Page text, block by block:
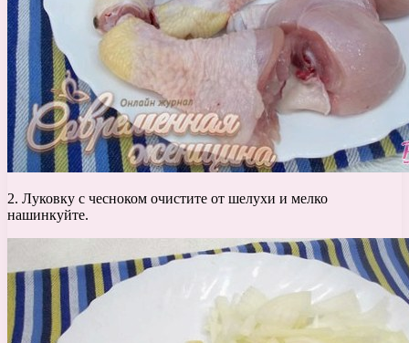
2. Луковку с чесноком очистите от шелухи и мелко
нашинкуйте.